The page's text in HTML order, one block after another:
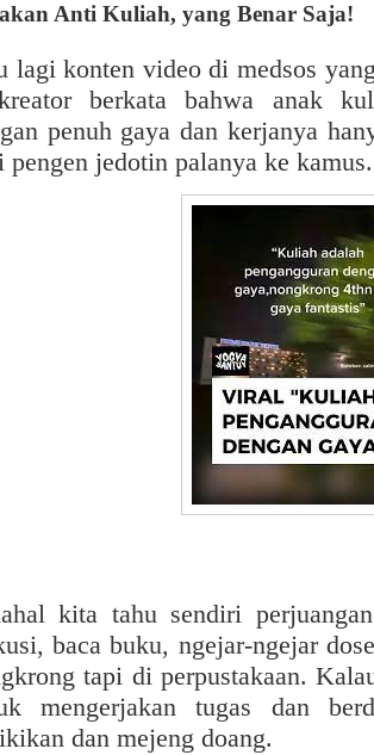
Anti Kuliah, yang Benar Saja!
lagi konten video di medsos
berkata bahwa anak
penuh gaya dan kerjanya
pengen jedotin palanya ke kamus.
kita tahu sendiri
baca buku, ngejar-ngejar
tapi di perpustakaan.
mengerjakan tugas dan
dan mejeng doang.